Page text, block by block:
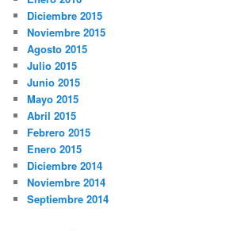
Diciembre 2015
Noviembre 2015
Agosto 2015
Julio 2015
Junio 2015
Mayo 2015
Abril 2015
Febrero 2015
Enero 2015
Diciembre 2014
Noviembre 2014
Septiembre 2014